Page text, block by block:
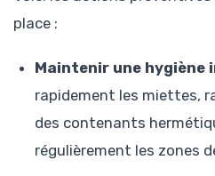
place :
Maintenir une hygiène
rapidement les miettes,
des contenants
régulièrement les zones